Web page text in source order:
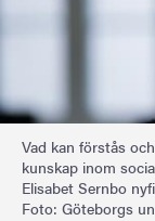
Vad kan förstås
kunskap inom
Elisabet Sernbo
Foto: Göteborgs